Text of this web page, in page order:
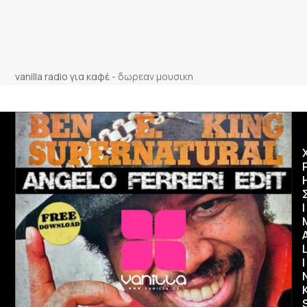
vanilla radio για καφέ - δωρεαν μουσικη
Ι
I